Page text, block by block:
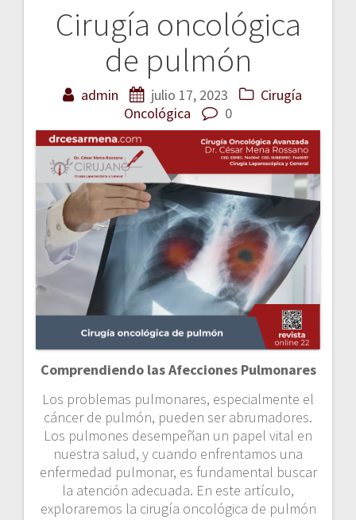
Cirugía oncológica
de pulmón
admin julio 17, 2023
Cirugía
Oncológica
0
Comprendiendo las Afecciones Pulmonares
Los problemas pulmonares, especialmente el
cáncer de pulmón, pueden ser abrumadores.
Los pulmones desempeñan un papel vital en
nuestra salud, y cuando enfrentamos una
enfermedad pulmonar, es fundamental buscar
la atención adecuada. En este artículo,
exploraremos la cirugía oncológica de pulmón
Navegación
entradas